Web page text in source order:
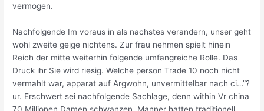
vermogen.
Nachfolgende Im voraus in als nachstes verandern, unser geht
wohl zweite geige nichtens. Zur frau nehmen spielt hinein
Reich der mitte weiterhin folgende umfangreiche Rolle. Das
Druck ihr Sie wird riesig. Welche person Trade 10 noch nicht
vermahlt war, apparat auf Argwohn, unvermittelbar nach ci…”?
ur. Erschwert sei nachfolgende Sachlage, denn within Vr china
70 Millionen Damen schwanzen. Manner hatten traditionell